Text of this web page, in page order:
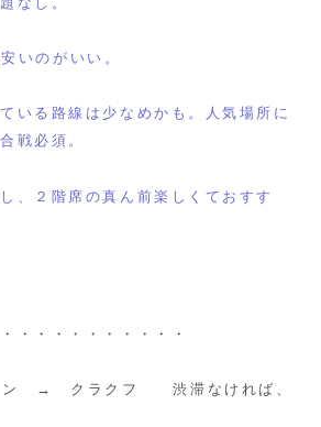
なし。
いのがいい。
いる路線は少なめかも。人気場所に
戦必須。
、２階席の真ん前楽しくておすす
・・・・・・・・・・
ン → クラクフ 渋滞なければ、